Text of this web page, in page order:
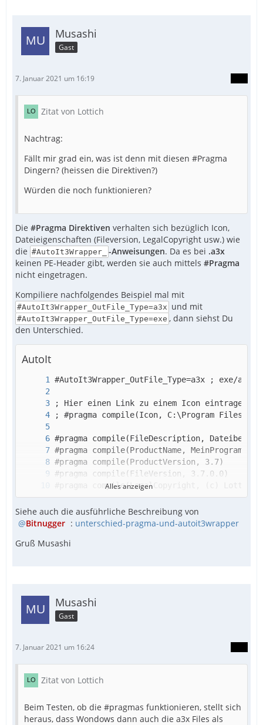
Musashi
Gast
7. Januar 2021 um 16:19
Zitat von Lottich
Nachtrag:
Fällt mir grad ein, was ist denn mit diesen #Pragma
Dingern? (heissen die Direktiven?)
Würden die noch funktionieren?
Die #Pragma Direktiven verhalten sich bezüglich Icon,
Dateieigenschaften (Fileversion, LegalCopyright usw.) wie
die #AutoIt3Wrapper_ -Anweisungen. Da es bei .a3x
keinen PE-Header gibt, werden sie auch mittels #Pragma
nicht eingetragen.
Kompiliere nachfolgendes Beispiel mal mit
#AutoIt3Wrapper_OutFile_Type=a3x und mit
#AutoIt3Wrapper_OutFile_Type=exe , dann siehst Du
den Unterschied.
AutoIt
Alles anzeigen
Siehe auch die ausführliche Beschreibung von
Bitnugger : unterschied-pragma-und-autoit3wrapper
Gruß Musashi
Musashi
Gast
7. Januar 2021 um 16:24
Zitat von Lottich
Beim Testen, ob die #pragmas funktionieren, stellt sich
heraus, dass Wondows dann auch die a3x Files als